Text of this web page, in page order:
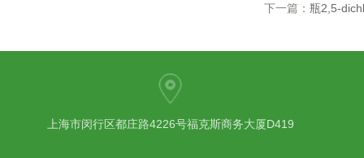
下一篇： 瓶2,5-
上海市闵行区都庄路4226号福克斯商务大厦D419